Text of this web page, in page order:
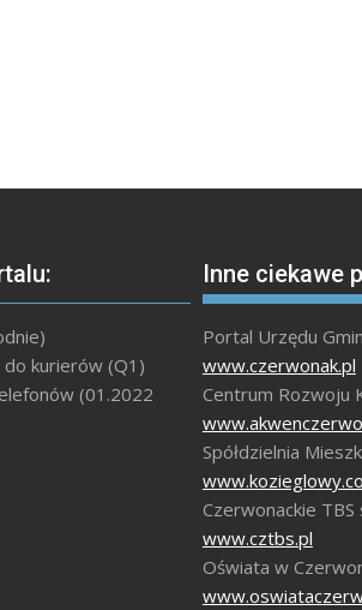
kurierów (Q1)
(01.2022
Inne ciekawe
Portal Urzędu
www.czerwonak.pl
Centrum Rozwoju
Spółdzielnia
Czerwonackie TBS
www.cztbs.pl
Oświata w